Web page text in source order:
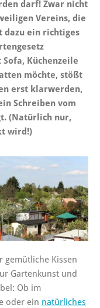
darf! Zwar nicht
Vereins, die
dazu ein richtiges
Küchenzeile
möchte, stößt
erst klarwerden,
Schreiben vom
(Natürlich nur,
wird!)
gemütliche Kissen
Gartenkunst und
Ob im
oder ein natürliches